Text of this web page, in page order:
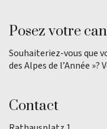
Posez votre
Souhaiteriez-vous que
des Alpes de l’Année »?
Contact